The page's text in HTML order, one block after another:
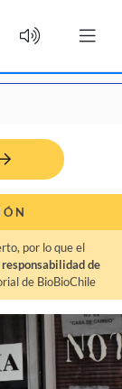
por lo que el
de
de BioBioChile